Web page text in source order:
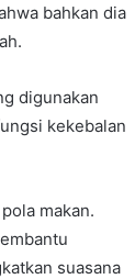
bahkan dia
digunakan
kekebalan
makan.
suasana